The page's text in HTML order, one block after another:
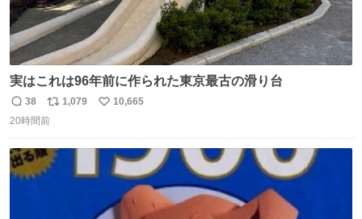
実はこれは96年前に作られた東京最古の滑り台
返
信
38
リ
ポ
ト
数
1,079
い
10,665
20時間前